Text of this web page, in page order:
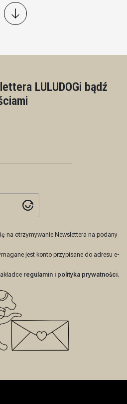
kurier InPost
LULUDOGi bądź
na otrzymywanie Newslettera na podany
jest konto przypisane do adresu e-
regulamin i polityka prywatności.